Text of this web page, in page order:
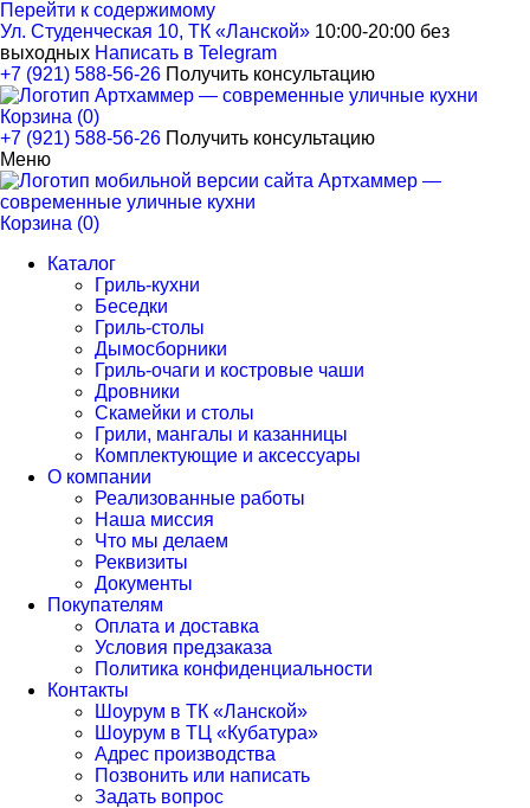
Перейти к содержимому
Ул. Студенческая 10, ТК «Ланской» 10:00-20:00 без
выходных Написать в Telegram
+7 (921) 588-56-26 Получить консультацию
Корзина (0)
+7 (921) 588-56-26 Получить консультацию
Меню
Корзина (0)
Каталог
Гриль-кухни
Беседки
Гриль-столы
Дымосборники
Гриль-очаги и костровые чаши
Дровники
Скамейки и столы
Грили, мангалы и казанницы
Комплектующие и аксессуары
О компании
Реализованные работы
Наша миссия
Что мы делаем
Реквизиты
Документы
Покупателям
Оплата и доставка
Условия предзаказа
Политика конфиденциальности
Контакты
Шоурум в ТК «Ланской»
Шоурум в ТЦ «Кубатура»
Адрес производства
Позвонить или написать
Задать вопрос